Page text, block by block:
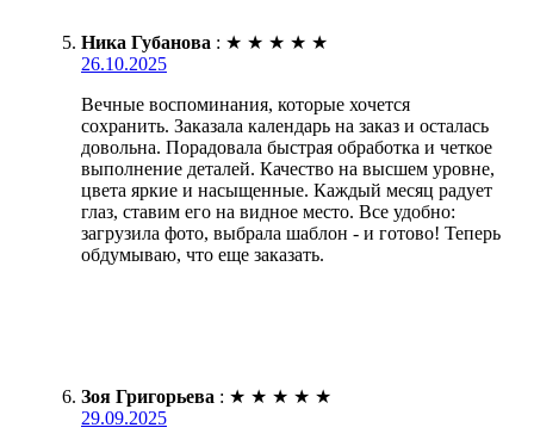
Ника Губанова : ★ ★ ★ ★ ★
26.10.2025
Вечные воспоминания, которые хочется
сохранить. Заказала календарь на заказ и осталась
довольна. Порадовала быстрая обработка и четкое
выполнение деталей. Качество на высшем уровне,
цвета яркие и насыщенные. Каждый месяц радует
глаз, ставим его на видное место. Все удобно:
загрузила фото, выбрала шаблон - и готово! Теперь
обдумываю, что еще заказать.
Зоя Григорьева : ★ ★ ★ ★ ★
29.09.2025